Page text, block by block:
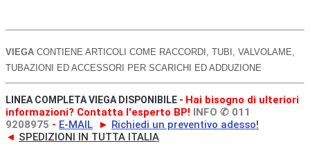
VIEGA CONTIENE ARTICOLI COME RACCORDI, TUBI, VALVOLAME,
TUBAZIONI ED ACCESSORI PER SCARICHI ED ADDUZIONE
LINEA COMPLETA VIEGA DISPONIBILE - Hai bisogno di ulteriori
informazioni? Contatta l'esperto BP! INFO ✆ 011
9208975 - E-MAIL ► Richiedi un preventivo adesso!
◄ SPEDIZIONI IN TUTTA ITALIA